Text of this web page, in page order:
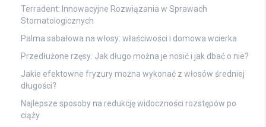
Terradent: Innowacyjne Rozwiązania w Sprawach
Stomatologicznych
Palma sabałowa na włosy: właściwości i domowa wcierka
Przedłużone rzęsy: Jak długo można je nosić i jak dbać o nie?
Jakie efektowne fryzury można wykonać z włosów średniej
długości?
Najlepsze sposoby na redukcję widoczności rozstępów po
ciąży